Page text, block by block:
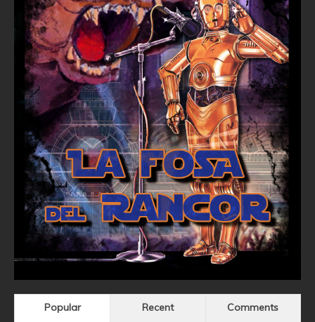
Popular Recent Comments